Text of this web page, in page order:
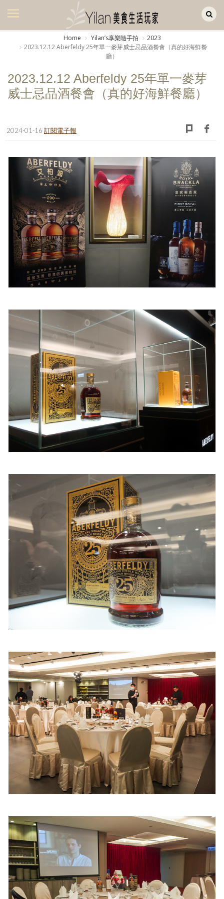
美食集
美飲集
旅遊集
生活風
日記簿
餐桌週記
享樂隨手拍
照相簿
影音區
創意出版服務
關於Yilan
活動實況記錄
媒體報導一覽
合作與代言
訂閱電子報
Home Yilanʼs享樂隨手拍
2023
2023.12.12 Aberfeldy 25年單一麥芽威士忌品酒餐會（真的好海鮮餐
廳）
2023.12.12 Aberfeldy 25年單一麥芽
威士忌品酒餐會（真的好海鮮餐廳）
2024-01-16 訂閱電子報